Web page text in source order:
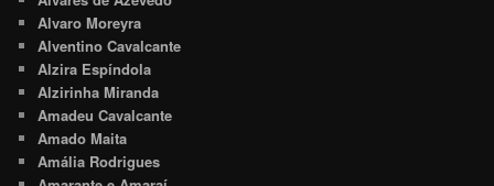
Alvaro Moreyra
Alventino Cavalcante
Alzira Espíndola
Alzirinha Miranda
Amadeu Cavalcante
Amado Maita
Amália Rodrigues